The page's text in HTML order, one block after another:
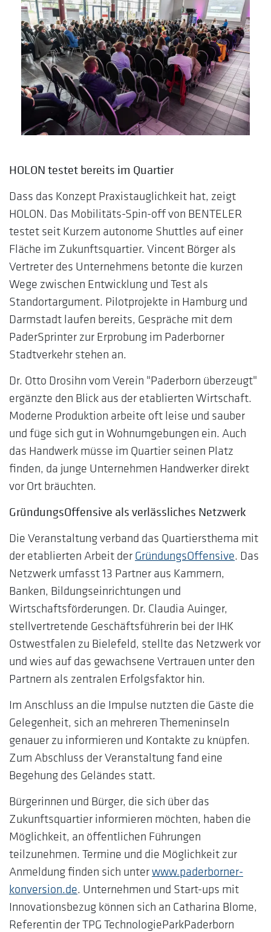
HOLON testet bereits im Quartier
Dass das Konzept Praxistauglichkeit hat, zeigt
HOLON. Das Mobilitäts-Spin-off von BENTELER
testet seit Kurzem autonome Shuttles auf einer
Fläche im Zukunftsquartier. Vincent Börger als
Vertreter des Unternehmens betonte die kurzen
Wege zwischen Entwicklung und Test als
Standortargument. Pilotprojekte in Hamburg und
Darmstadt laufen bereits, Gespräche mit dem
PaderSprinter zur Erprobung im Paderborner
Stadtverkehr stehen an.
Dr. Otto Drosihn vom Verein "Paderborn überzeugt"
ergänzte den Blick aus der etablierten Wirtschaft.
Moderne Produktion arbeite oft leise und sauber
und füge sich gut in Wohnumgebungen ein. Auch
das Handwerk müsse im Quartier seinen Platz
finden, da junge Unternehmen Handwerker direkt
vor Ort bräuchten.
GründungsOffensive als verlässliches Netzwerk
Die Veranstaltung verband das Quartiersthema mit
der etablierten Arbeit der GründungsOffensive. Das
Netzwerk umfasst 13 Partner aus Kammern,
Banken, Bildungseinrichtungen und
Wirtschaftsförderungen. Dr. Claudia Auinger,
stellvertretende Geschäftsführerin bei der IHK
Ostwestfalen zu Bielefeld, stellte das Netzwerk vor
und wies auf das gewachsene Vertrauen unter den
Partnern als zentralen Erfolgsfaktor hin.
Im Anschluss an die Impulse nutzten die Gäste die
Gelegenheit, sich an mehreren Themeninseln
genauer zu informieren und Kontakte zu knüpfen.
Zum Abschluss der Veranstaltung fand eine
Begehung des Geländes statt.
Bürgerinnen und Bürger, die sich über das
Zukunftsquartier informieren möchten, haben die
Möglichkeit, an öffentlichen Führungen
teilzunehmen. Termine und die Möglichkeit zur
Anmeldung finden sich unterwww.paderborner-
konversion.de. Unternehmen und Start-ups mit
Innovationsbezug können sich an Catharina Blome,
Referentin der TPG TechnologieParkPaderborn